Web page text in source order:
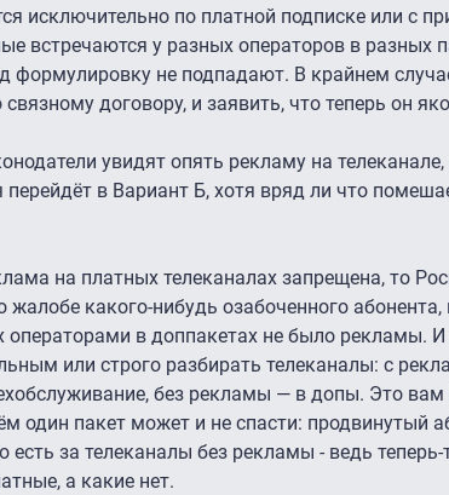
исключительно по платной подписке или с
встречаются у разных операторов в разных
формулировку не подпадают. В крайнем
договору, и заявить, что теперь он
увидят опять рекламу на
перейдёт в Вариант Б, хотя вряд ли что
на платных телеканалах запрещена, то
какого-нибудь озабоченного
операторами в доппакетах не было рекламы.
или строго разбирать телеканалы: с
без рекламы — в допы. Это вам
один пакет может и не спасти: продвинутый
есть за телеканалы без рекламы - ведь
а какие нет.